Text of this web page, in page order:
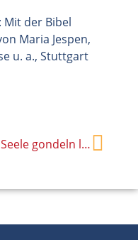
der Bibel
Maria Jespen,
u. a., Stuttgart
Die Seele gondeln lassen